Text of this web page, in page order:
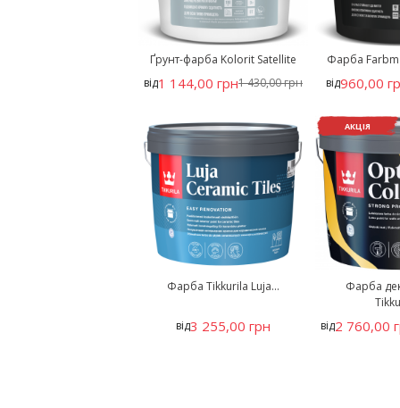
Ґрунт-фарба Kolorit Satellite
від1 144,00 грн1 430,00 грн
Фарба
від960,00
Фарба Tikkurila Luja...
від3 255,00 грн
АКЦІЯ
Фарба
від2 760,00